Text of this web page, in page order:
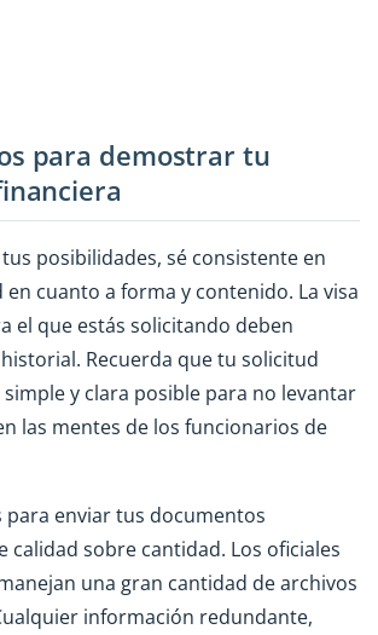
para demostrar tu
posibilidades, sé consistente en
cuanto a forma y contenido. La visa
el que estás solicitando deben
Recuerda que tu solicitud
y clara posible para no levantar
las mentes de los funcionarios de
para enviar tus documentos
calidad sobre cantidad. Los oficiales
una gran cantidad de archivos
información redundante,